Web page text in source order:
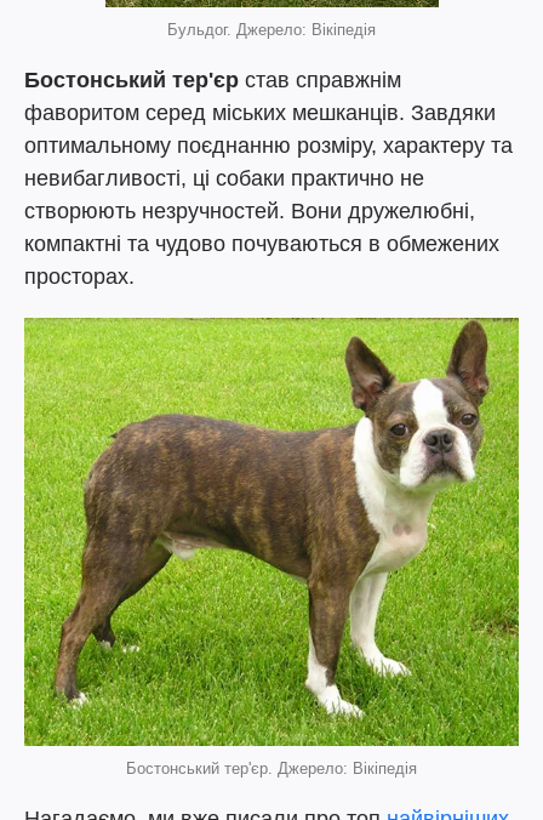
Бульдог. Джерело: Вікіпедія
Бостонський тер'єр став справжнім
фаворитом серед міських мешканців. Завдяки
оптимальному поєднанню розміру, характеру та
невибагливості, ці собаки практично не
створюють незручностей. Вони дружелюбні,
компактні та чудово почуваються в обмежених
просторах.
Бостонський тер'єр. Джерело: Вікіпедія